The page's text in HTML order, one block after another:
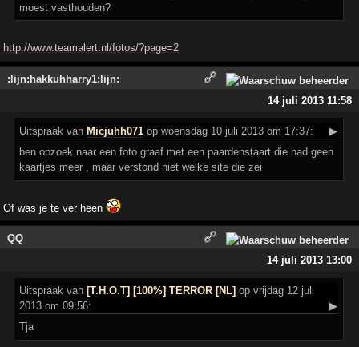
moest vasthouden?
http://www.teamalert.nl/fotos/?page=2
:lijn:hakkuhharry1:lijn:
14 juli 2013 11:58
Uitspraak van Micjuhh071 op woensdag 10 juli 2013 om 17:37:
▶
ben opzoek naar een foto graaf met een paardenstaart die had geen
kaartjes meer , maar verstond niet welke site die zei
Of was je te ver heen
QQ
14 juli 2013 13:00
Uitspraak van [T.H.O.T] [100%] TERROR [NL] op vrijdag 12 juli
2013 om 09:56:
▶
Tja